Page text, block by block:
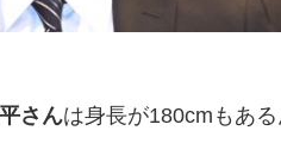
さんは身長が180cmもあ